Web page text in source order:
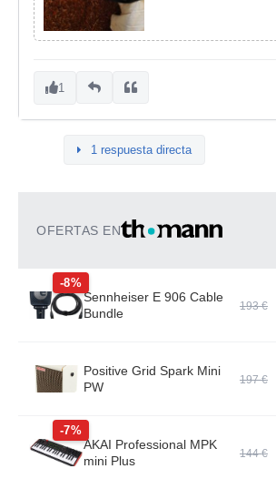
1
1 respuesta directa
OFERTAS EN
-8%
Sennheiser E 906 Cable
Bundle
193 €
Positive Grid Spark Mini
PW
197 €
-7%
AKAI Professional MPK
mini Plus
144 €